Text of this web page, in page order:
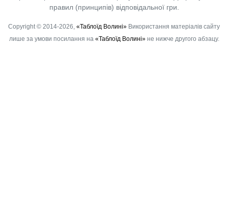
правил (принципів) відповідальної гри.
Copyright © 2014-2026, «Таблоїд Волині» Використання матеріалів сайту
лише за умови посилання на «Таблоїд Волині»не нижче другого абзацу.